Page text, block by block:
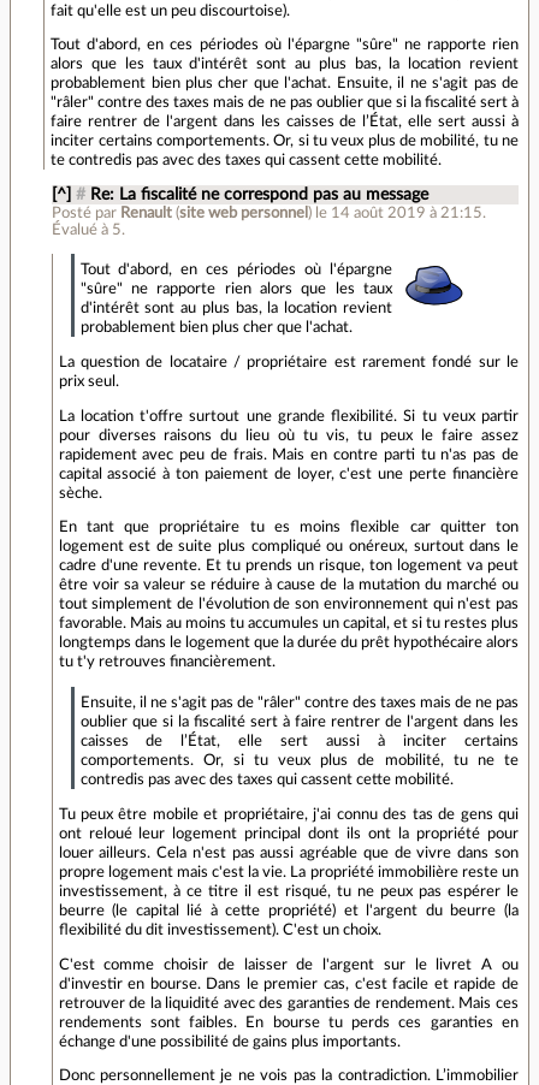
fait qu'elle est un peu discourtoise).
Tout d'abord, en ces périodes où l'épargne "sûre" ne rapporte rien
alors que les taux d'intérêt sont au plus bas, la location revient
probablement bien plus cher que l'achat. Ensuite, il ne s'agit pas de
"râler" contre des taxes mais de ne pas oublier que si la fiscalité sert à
faire rentrer de l'argent dans les caisses de l’État, elle sert aussi à
inciter certains comportements. Or, si tu veux plus de mobilité, tu ne
te contredis pas avec des taxes qui cassent cette mobilité.
[^] # Re: La fiscalité ne correspond pas au message
Posté par Renault(site web personnel ) le 14 août 2019 à 21:15.
Évalué à 5.
Tout d'abord, en ces périodes où l'épargne
"sûre" ne rapporte rien alors que les taux
d'intérêt sont au plus bas, la location revient
probablement bien plus cher que l'achat.
La question de locataire / propriétaire est rarement fondé sur le
prix seul.
La location t'offre surtout une grande flexibilité. Si tu veux partir
pour diverses raisons du lieu où tu vis, tu peux le faire assez
rapidement avec peu de frais. Mais en contre parti tu n'as pas de
capital associé à ton paiement de loyer, c'est une perte financière
sèche.
En tant que propriétaire tu es moins flexible car quitter ton
logement est de suite plus compliqué ou onéreux, surtout dans le
cadre d'une revente. Et tu prends un risque, ton logement va peut
être voir sa valeur se réduire à cause de la mutation du marché ou
tout simplement de l'évolution de son environnement qui n'est pas
favorable. Mais au moins tu accumules un capital, et si tu restes plus
longtemps dans le logement que la durée du prêt hypothécaire alors
tu t'y retrouves financièrement.
Ensuite, il ne s'agit pas de "râler" contre des taxes mais de ne pas
oublier que si la fiscalité sert à faire rentrer de l'argent dans les
caisses de l’État, elle sert aussi à inciter certains
comportements. Or, si tu veux plus de mobilité, tu ne te
contredis pas avec des taxes qui cassent cette mobilité.
Tu peux être mobile et propriétaire, j'ai connu des tas de gens qui
ont reloué leur logement principal dont ils ont la propriété pour
louer ailleurs. Cela n'est pas aussi agréable que de vivre dans son
propre logement mais c'est la vie. La propriété immobilière reste un
investissement, à ce titre il est risqué, tu ne peux pas espérer le
beurre (le capital lié à cette propriété) et l'argent du beurre (la
flexibilité du dit investissement). C'est un choix.
C'est comme choisir de laisser de l'argent sur le livret A ou
d'investir en bourse. Dans le premier cas, c'est facile et rapide de
retrouver de la liquidité avec des garanties de rendement. Mais ces
rendements sont faibles. En bourse tu perds ces garanties en
échange d'une possibilité de gains plus importants.
Donc personnellement je ne vois pas la contradiction. L’immobilier